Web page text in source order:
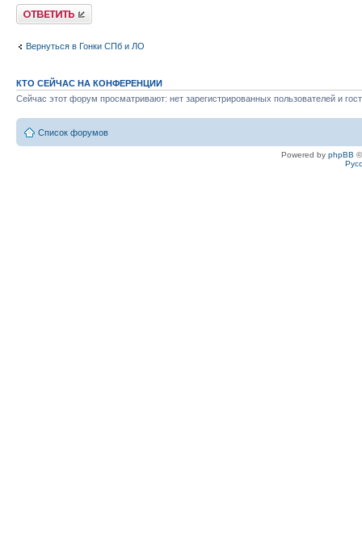
Ответить
Вернуться в Гонки СПб и ЛО
КТО СЕЙЧАС НА КОНФЕРЕНЦИИ
Сейчас этот форум просматривают: нет зарегистрированных пользователей и
Список форумов
Powered by phpBB